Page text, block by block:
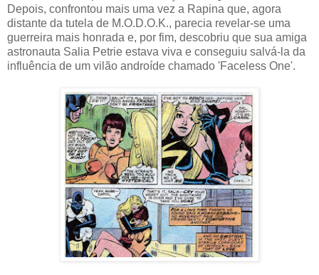
Depois, confrontou mais uma vez a Rapina que, agora
distante da tutela de M.O.D.O.K., parecia revelar-se uma
guerreira mais honrada e, por fim, descobriu que sua amiga
astronauta Salia Petrie estava viva e conseguiu salvá-la da
influência de um vilão androíde chamado 'Faceless One'.